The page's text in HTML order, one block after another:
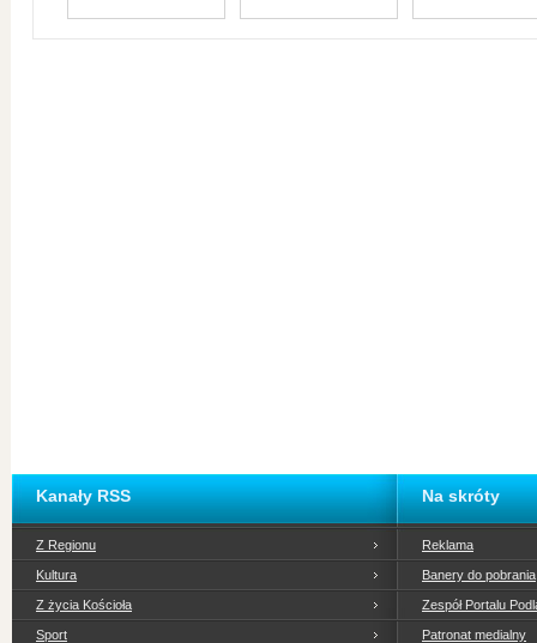
Kanały RSS
Z Regionu
Kultura
Z życia Kościoła
Sport
Na skróty
Reklama
Banery do pobrania
Zespół Portalu
Patronat medialny